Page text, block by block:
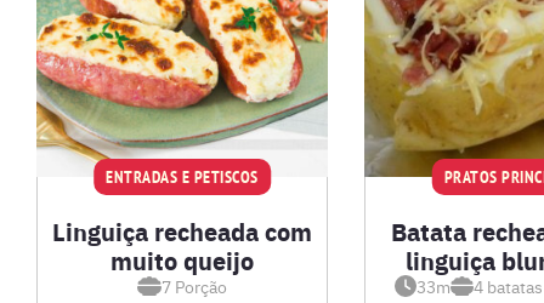
ENTRADAS E PETISCOS
Linguiça recheada com
muito queijo
7 Porção
PRATOS
Batata
linguiça
33m 4